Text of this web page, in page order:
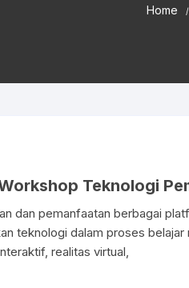
Home
Teknologi
dan pemanfaatan berbagai
teknologi dalam proses
realitas virtual,